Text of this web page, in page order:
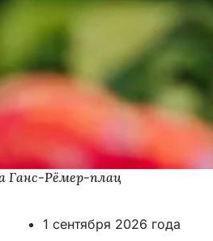
Ганс-Рёмер-плац
1 сентября 2026 года